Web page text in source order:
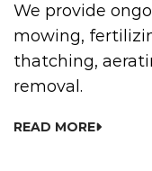
We provide
mowing,
thatching,
removal.
READ MORE